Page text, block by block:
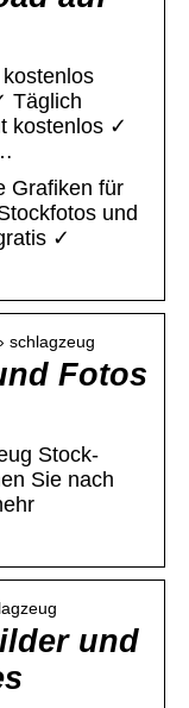
Täglich
kostenlos ✓
Grafiken für
und
✓
schlagzeug
Fotos
Stock-
Sie nach
und